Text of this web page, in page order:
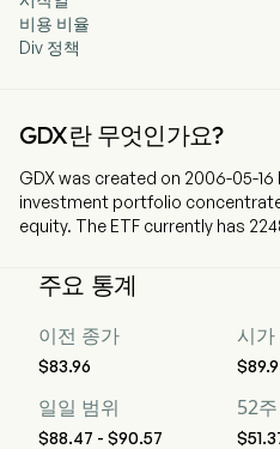
비용 비율
Div 정책
GDX란 무엇인가요?
GDX was created on 2006-05-16
investment portfolio
equity. The ETF currently has
companies tied to gold and
주요 통계
이전 종가
$83.96
시가
일일 범위
$88.47 - $90.57
52